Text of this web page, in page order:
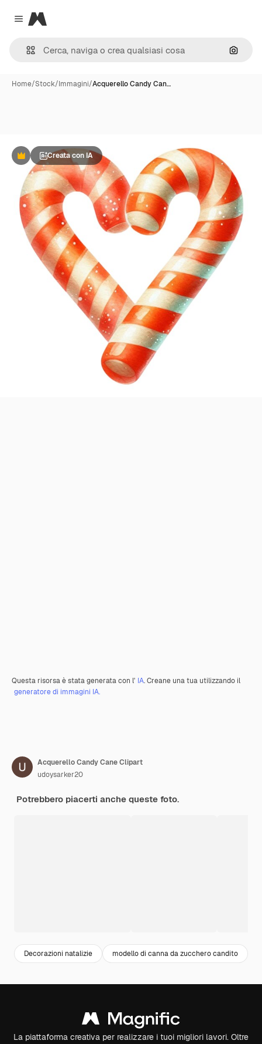
Close menu
Magnific
Cerca
Home/Stock/Immagini/Acquerello Candy Can…
PremiumCreata con IA
Questa risorsa è stata generata con l' IA. Creane una tua utilizzando il
generatore di immagini IA.
Acquerello Candy Cane Clipart
udoysarker20
Potrebbero piacerti anche queste foto.
Decorazioni natalizie modello di canna da zucchero candito
La piattaforma creativa per realizzare i tuoi migliori lavori. Oltre